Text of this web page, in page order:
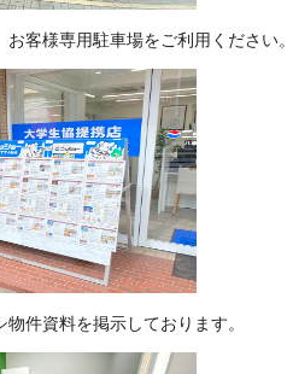
客様専用駐車場をご利用ください。
件資料を掲示しております。